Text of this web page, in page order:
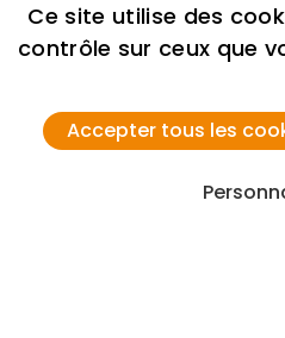
Pluralis GE Agri
Nous contacter
Ce site utilise des
contrôle sur ceux que
Accepter tous les